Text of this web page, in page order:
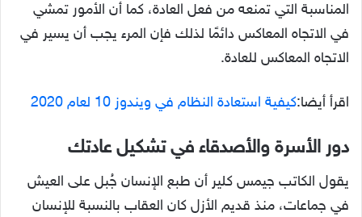
المناسبة التي تمنعه من فعل العادة، كما أن الأمور تمشي
في الاتجاه المعاكس دائمًا لذلك فإن المرء يجب أن يسير في
الاتجاه المعاكس للعادة.
اقرأ أيضا:كيفية استعادة النظام في ويندوز 10 لعام 2020
دور الأسرة والأصدقاء في تشكيل عادتك
يقول الكاتب جيمس كلير أن طبع الإنسان جُبل على العيش
في جماعات، منذ قديم الأزل كان العقاب بالنسبة للإنسان